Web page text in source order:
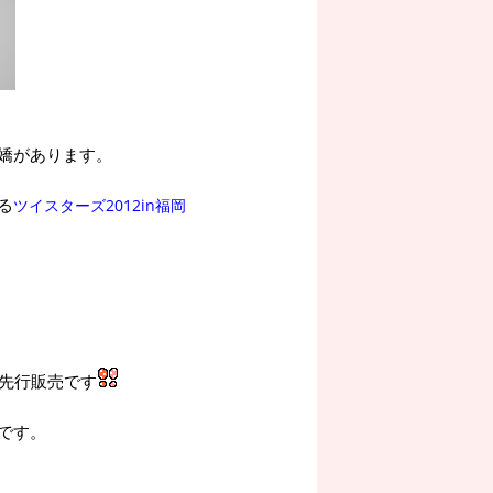
あります。
ツイスターズ2012in福岡
行販売です
。